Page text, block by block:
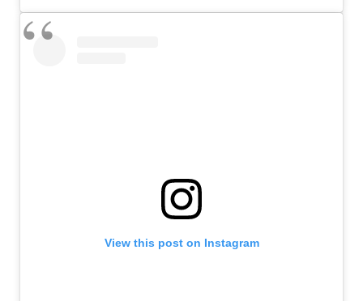
View this post on Instagram